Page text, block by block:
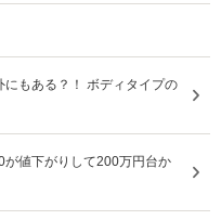
もある？！ ボディタイプの
値下がりして200万円台か